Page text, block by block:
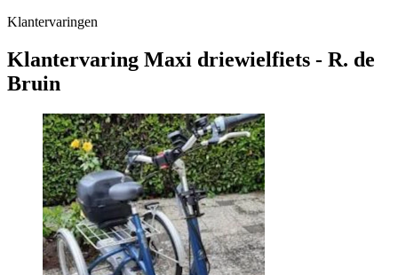
Klantervaringen
Klantervaring Maxi driewielfiets - R. de
Bruin